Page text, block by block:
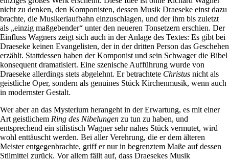
nicht zu denken, den Komponisten, dessen Musik Draeseke einst dazu
brachte, die Musikerlaufbahn einzuschlagen, und der ihm bis zuletzt
als „einzig maßgebender“ unter den neueren Tonsetzern erschien. Der
Einfluss Wagners zeigt sich auch in der Anlage des Textes: Es gibt bei
Draeseke keinen Evangelisten, der in der dritten Person das Geschehen
erzählt. Stattdessen haben der Komponist und sein Schwager die Bibel
konsequent dramatisiert. Eine szenische Aufführung wurde von
Draeseke allerdings stets abgelehnt. Er betrachtete Christus nicht als
geistliche Oper, sondern als genuines Stück Kirchenmusik, wenn auch
in modernster Gestalt.
Wer aber an das Mysterium herangeht in der Erwartung, es mit einer
Art geistlichem Ring des Nibelungen zu tun zu haben, und
entsprechend ein stilistisch Wagner sehr nahes Stück vermutet, wird
wohl enttäuscht werden. Bei aller Verehrung, die er dem älteren
Meister entgegenbrachte, griff er nur in begrenztem Maße auf dessen
Stilmittel zurück. Vor allem fällt auf, dass Draesekes Musik